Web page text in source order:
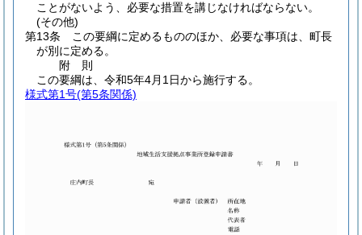
ことがないよう、必要な措置を講じなければならない。
(その他)
第13条
この要綱に定めるもののほか、必要な事項は、町長
が別に定める。
附 則
この要綱は、令和5年4月1日から施行する。
様式第1号(第5条関係)